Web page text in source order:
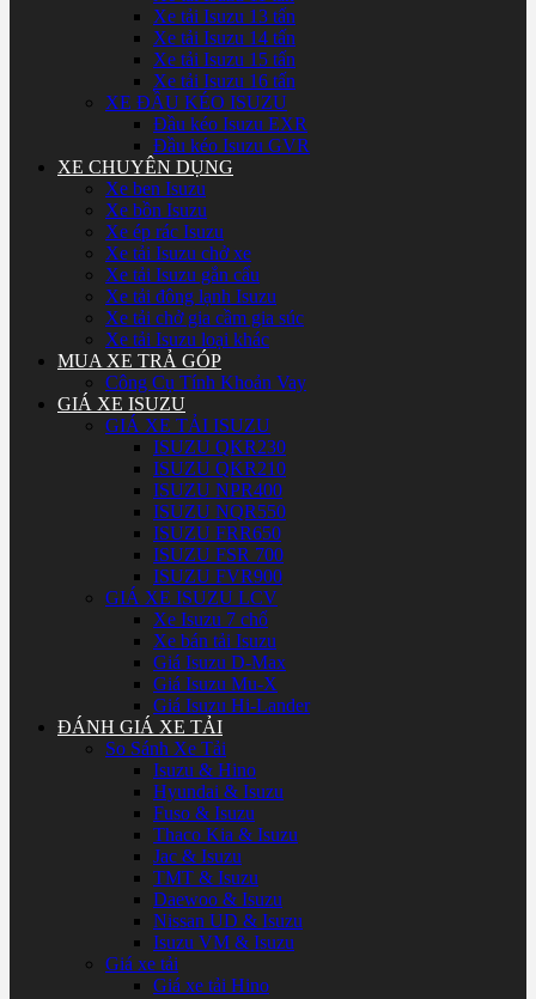
Xe tải Isuzu 13 tấn
Xe tải Isuzu 14 tấn
Xe tải Isuzu 15 tấn
Xe tải Isuzu 16 tấn
XE ĐẦU KÉO ISUZU
Đầu kéo Isuzu EXR
Đầu kéo Isuzu GVR
XE CHUYÊN DỤNG
Xe ben Isuzu
Xe bồn Isuzu
Xe ép rác Isuzu
Xe tải Isuzu chở xe
Xe tải Isuzu gắn cẩu
Xe tải đông lạnh Isuzu
Xe tải chở gia cầm gia súc
Xe tải Isuzu loại khác
MUA XE TRẢ GÓP
Công Cụ Tính Khoản Vay
GIÁ XE ISUZU
GIÁ XE TẢI ISUZU
ISUZU QKR230
ISUZU QKR210
ISUZU NPR400
ISUZU NQR550
ISUZU FRR650
ISUZU FSR 700
ISUZU FVR900
GIÁ XE ISUZU LCV
Xe Isuzu 7 chổ
Xe bán tải Isuzu
Giá Isuzu D-Max
Giá Isuzu Mu-X
Giá Isuzu Hi-Lander
ĐÁNH GIÁ XE TẢI
So Sánh Xe Tải
Isuzu & Hino
Hyundai & Isuzu
Fuso & Isuzu
Thaco Kia & Isuzu
Jac & Isuzu
TMT & Isuzu
Daewoo & Isuzu
Nissan UD & Isuzu
Isuzu VM & Isuzu
Giá xe tải
Giá xe tải Hino